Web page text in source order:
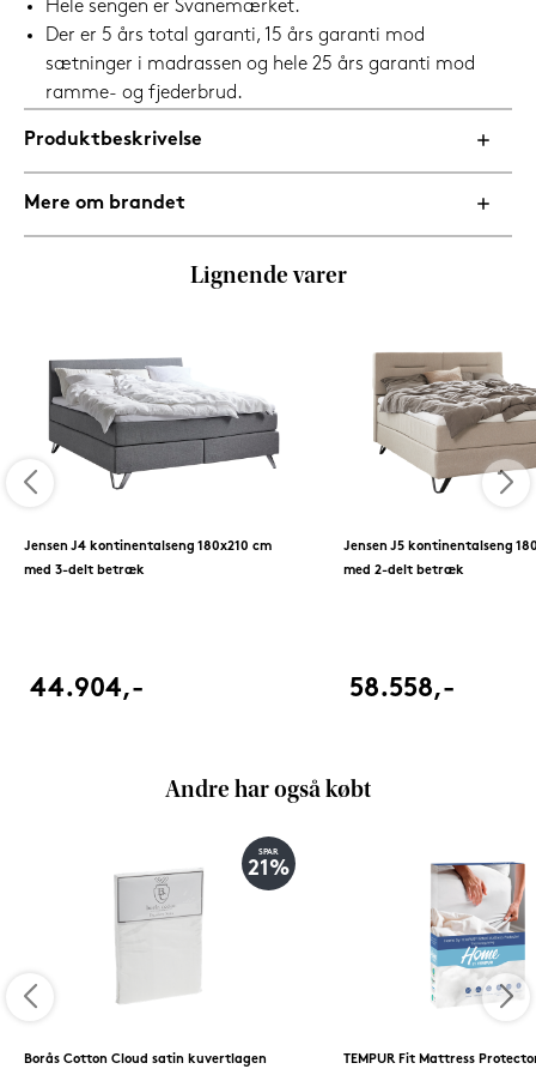
Hele sengen er Svanemærket.
Der er 5 års total garanti, 15 års garanti mod
sætninger i madrassen og hele 25 års garanti mod
ramme- og fjederbrud.
Produktbeskrivelse
Mere om brandet
Lignende varer
Jensen J4 kontinentalseng 180x210 cm
med 3-delt betræk
44.904,-
Jensen J5 kontinentalseng
med 2-delt betræk
58.558,-
Andre har også købt
SPAR
21%
Borås Cotton Cloud satin kuvertlagen TEMPUR Fit Mattress